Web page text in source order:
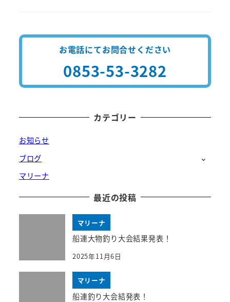
お電話にてお問合せください
0853-53-3282
カテゴリー
お知らせ
ブログ
マリーナ
最近の投稿
マリーナ
船連大物釣り大会結果発表！
2025年11月6日
マリーナ
船連釣り大会結発表！